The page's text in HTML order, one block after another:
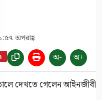
অপরাহ্ণ
অ- অ+